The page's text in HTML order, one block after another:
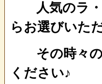
人気のラ・
らお選びいた
その時々の
ください♪